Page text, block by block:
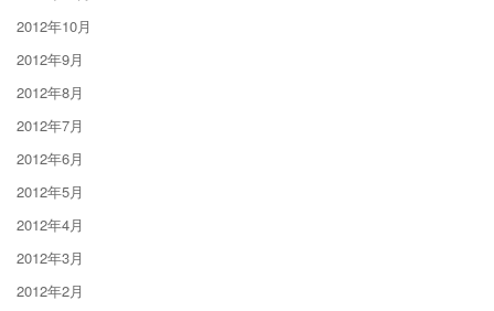
2012年10月
2012年9月
2012年8月
2012年7月
2012年6月
2012年5月
2012年4月
2012年3月
2012年2月